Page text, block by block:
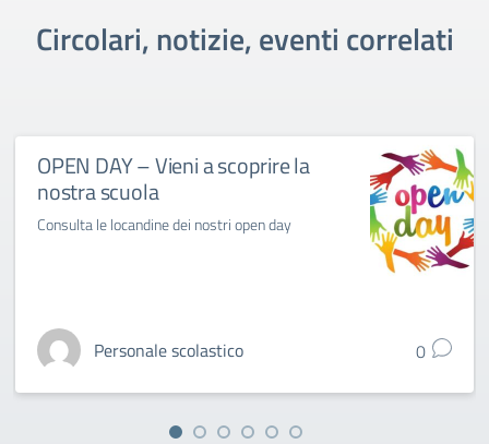
Circolari, notizie, eventi correlati
OPEN DAY – Vieni a scoprire la
nostra scuola
Consulta le locandine dei nostri open day
Personale scolastico 0